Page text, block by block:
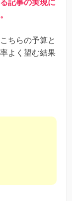
記事の実現に
ちらの予算と
よく望む結果